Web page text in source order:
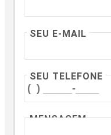
SEU E-MAIL
SEU TELEFONE
MENSAGEM